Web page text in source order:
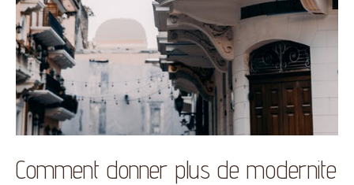
Comment donner plus de modernite